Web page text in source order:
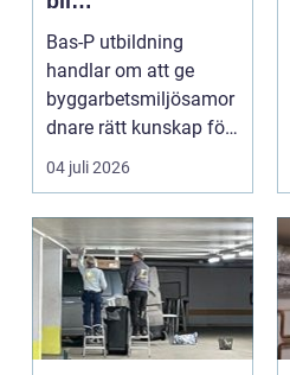
byggarbetsmiljösa
mordnare?
Bas-P utbildning
handlar om att ge
byggarbetsmiljösamor
dnare rätt kunskap för
att pla...
04 juli 2026